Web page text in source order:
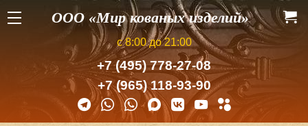
ООО «Мир кованых изделий»
с 8:00 до 21:00
+7 (495) 778-27-08
+7 (965) 118-93-90